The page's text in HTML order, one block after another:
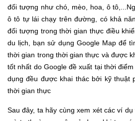
đối tượng như chó, mèo, hoa, ô
ô tô tự lái chạy trên đường, có khả
đối tượng trong thời gian thực điều
du lịch, bạn sử dụng Google Map để
thời gian trong thời gian thực và được
tốt nhất do Google đề xuất tại thời
dụng đều được khai thác bởi kỹ thuật
thời gian thực
Sau đây, ta hãy cùng xem xét các ví